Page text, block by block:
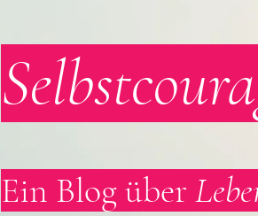
Ein Blog über